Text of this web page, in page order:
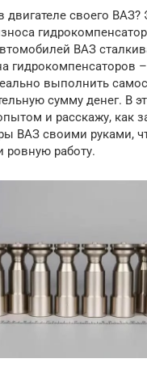
двигателе своего ВАЗ?
ВАЗ
гидрокомпенсаторов
выполнить
сумму денег. В
и расскажу, как
ВАЗ своими руками,
ровную работу.